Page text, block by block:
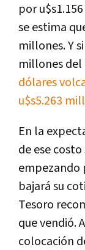
por
se estima
millones. Y
millones del
dólares
u$s5.263
En la
de ese
empezando
bajará su
Tesoro
que vendió.
colocación